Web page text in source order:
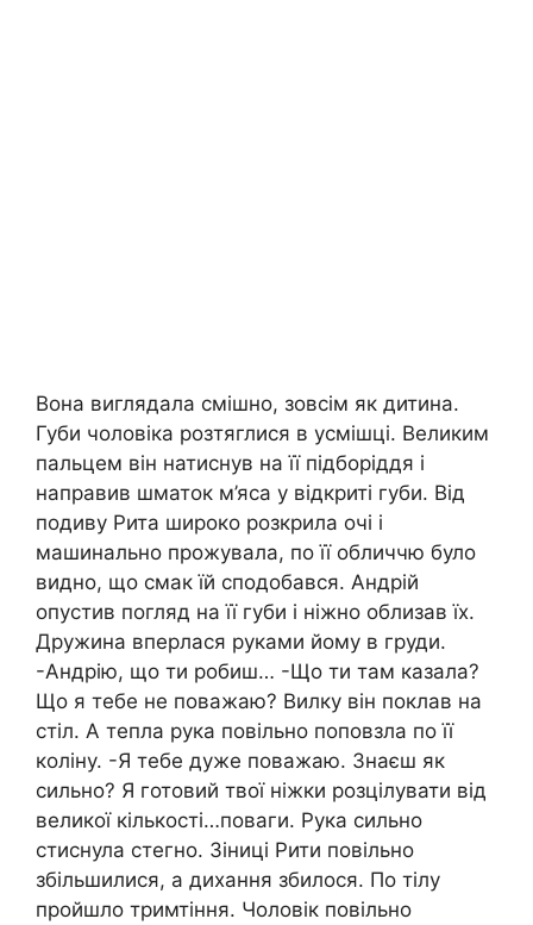
Вона виглядала смішно, зовсім як дитина.
Губи чоловіка розтяглися в усмішці. Великим
пальцем він натиснув на її підборіддя і
направив шматок м’яса у відкриті губи. Від
подиву Рита широко розкрила очі і
машинально прожувала, по її обличчю було
видно, що смак їй сподобався. Андрій
опустив погляд на її губи і ніжно облизав їх.
Дружина вперлася руками йому в груди.
-Андрію, що ти робиш… -Що ти там казала?
Що я тебе не поважаю? Вилку він поклав на
стіл. А тепла рука повільно поповзла по її
коліну. -Я тебе дуже поважаю. Знаєш як
сильно? Я готовий твої ніжки розцілувати від
великої кількості…поваги. Рука сильно
стиснула стегно. Зіниці Рити повільно
збільшилися, а дихання збилося. По тілу
пройшло тримтіння. Чоловік повільно